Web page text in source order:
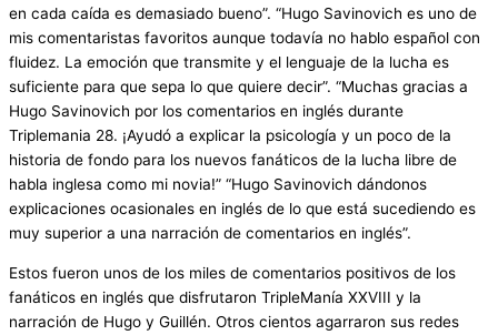
en cada caída es demasiado bueno”. “Hugo Savinovich es uno de
mis comentaristas favoritos aunque todavía no hablo español con
fluidez. La emoción que transmite y el lenguaje de la lucha es
suficiente para que sepa lo que quiere decir”. “Muchas gracias a
Hugo Savinovich por los comentarios en inglés durante
Triplemania 28. ¡Ayudó a explicar la psicología y un poco de la
historia de fondo para los nuevos fanáticos de la lucha libre de
habla inglesa como mi novia!” “Hugo Savinovich dándonos
explicaciones ocasionales en inglés de lo que está sucediendo es
muy superior a una narración de comentarios en inglés”.
Estos fueron unos de los miles de comentarios positivos de los
fanáticos en inglés que disfrutaron TripleManía XXVIII y la
narración de Hugo y Guillén. Otros cientos agarraron sus redes